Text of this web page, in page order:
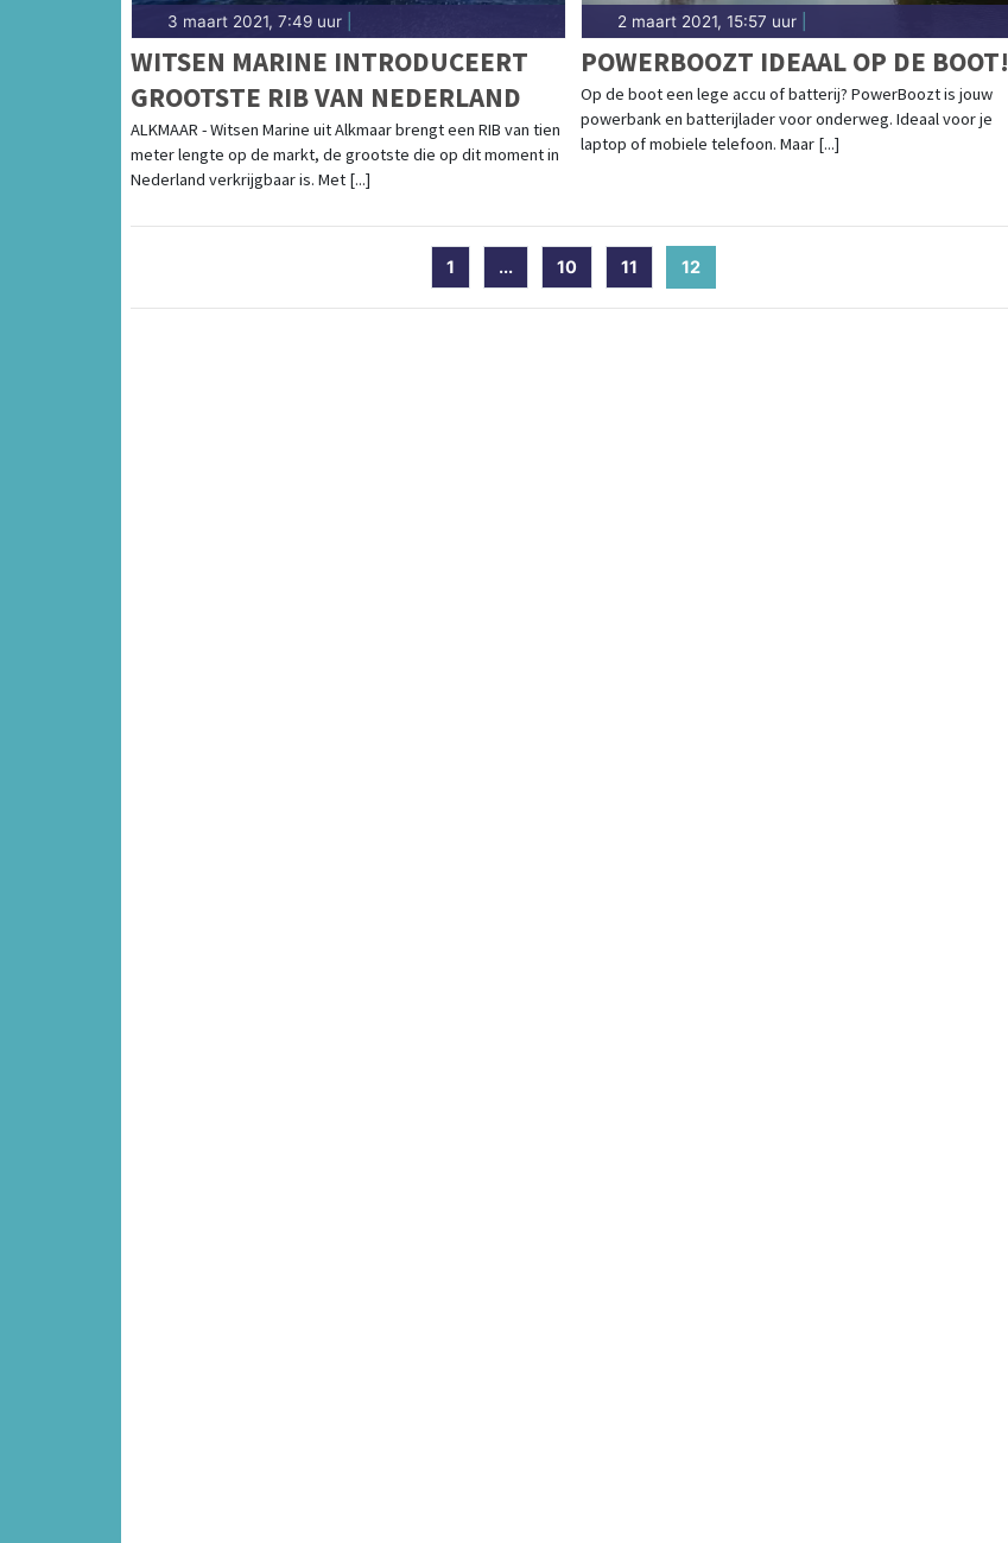
3 maart 2021, 7:49 uur
WITSEN MARINE INTRODUCEERT
GROOTSTE RIB VAN NEDERLAND
ALKMAAR - Witsen Marine uit Alkmaar brengt een RIB van tien
meter lengte op de markt, de grootste die op dit moment in
Nederland verkrijgbaar is. Met [...]
2 maart 2021, 15:57 uur|
POWERBOOZT IDEAAL OP DE BOOT!
Op de boot een lege accu of batterij? PowerBoozt is jouw
powerbank en batterijlader voor onderweg. Ideaal voor je
laptop of mobiele telefoon. Maar [...]
1 ... 10 11 12(current)